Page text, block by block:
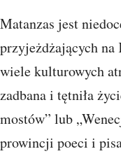
Matanzas jest
przyjeżdżających na
wiele kulturowych
zadbana i tętniła
mostów” lub
prowincji poeci i